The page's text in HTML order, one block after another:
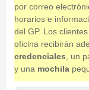
por correo
horarios e
del GP. Los
oficina recibirán
credenciales, un
y una mochila